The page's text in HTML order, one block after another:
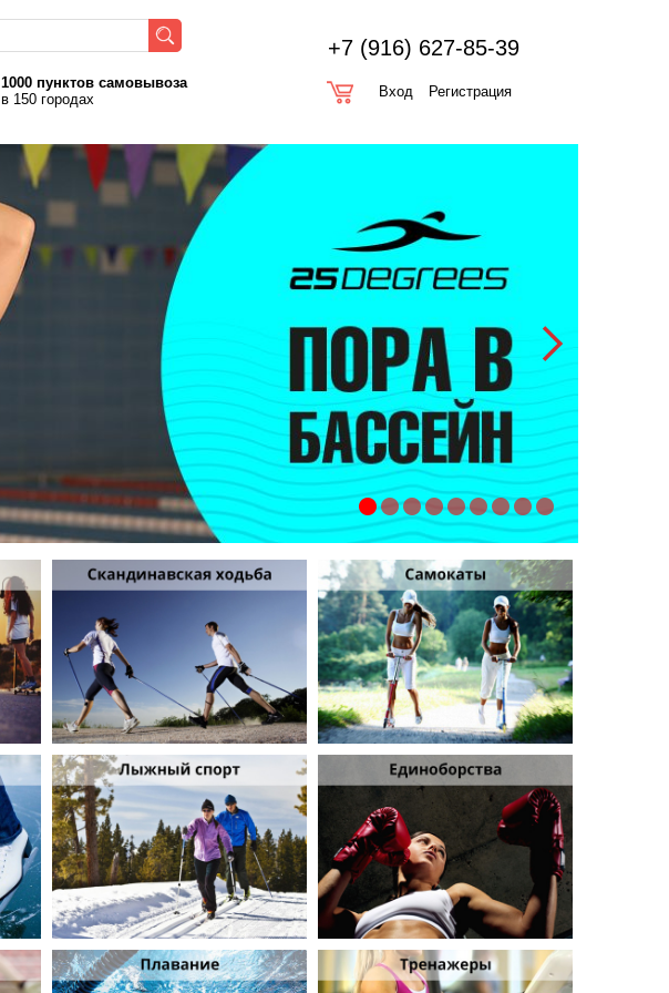
1000 пунктов самовывоза
в 150 городах
+7 (916) 627-85-39
Вход Регистрация